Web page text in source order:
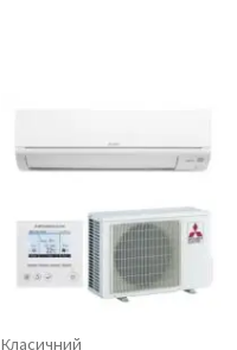
Класичний